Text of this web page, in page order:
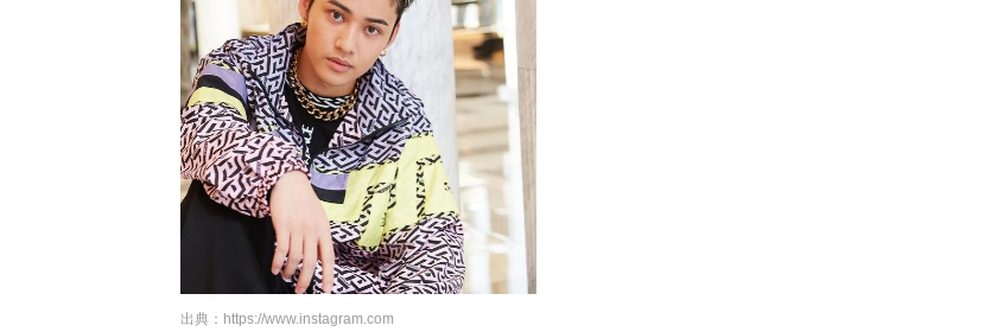
出典： https://www.instagram.com